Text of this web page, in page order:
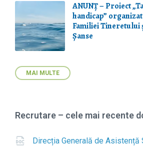
ANUNȚ – Proiect
handicap”
Familiei Tineretului
Șanse
MAI MULTE
Recrutare – cele mai recente
Direcția Generală de Asistență